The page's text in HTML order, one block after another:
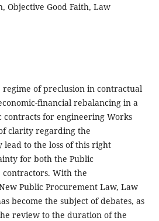
Objective Good Faith, Law
regime of preclusion in contractual
financial rebalancing in a
contracts for engineering Works
clarity regarding the
lead to the loss of this right
for both the Public
With the
Public Procurement Law, Law
become the subject of debates, as
review to the duration of the